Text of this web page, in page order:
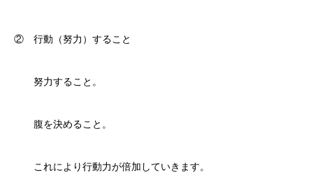
② 行動（努力）すること
努力すること。
腹を決めること。
これにより行動力が倍加していきます。